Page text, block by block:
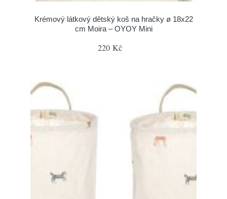
Krémový látkový dětský koš na hračky ø 18x22
cm Moira – OYOY Mini
220 Kč